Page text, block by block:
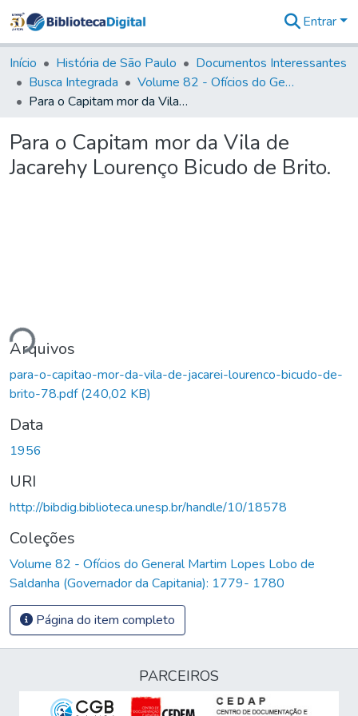
&
Coleções
Tudo na
Biblioteca
Estatísticas
Entrar
Início História de São Paulo
Documentos Interessantes
Busca Integrada
Volume 82 - Ofícios do General Martim Lopes Lobo de Saldanha (Governador da Capitania): 1779- 1780
Para o Capitam mor da Vila de Jacarehy Lourenço Bicudo de Brito.
Para o Capitam mor da Vila de
Jacarehy Lourenço Bicudo de Brito.
Arquivos
para-o-capitao-mor-da-vila-de-jacarei-lourenco-bicudo-de-
brito-78.pdf(240,02 KB)
Data
1956
URI
http://bibdig.biblioteca.unesp.br/handle/10/18578
Coleções
Volume 82 - Ofícios do General Martim Lopes Lobo de
Saldanha (Governador da Capitania): 1779- 1780
Página do item completo
PARCEIROS